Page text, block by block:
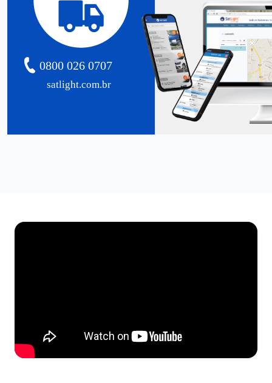
satlight.com.br
0800 026 0707